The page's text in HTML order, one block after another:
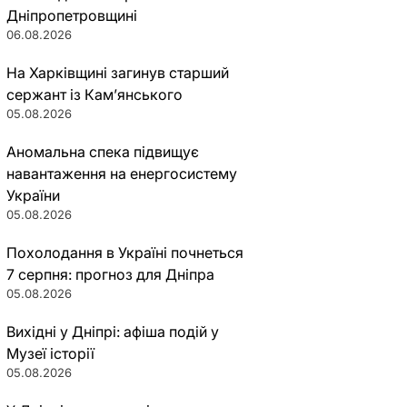
Дніпропетровщині
06.08.2026
На Харківщині загинув старший
сержант із Кам’янського
05.08.2026
Аномальна спека підвищує
навантаження на енергосистему
України
05.08.2026
Похолодання в Україні почнеться
7 серпня: прогноз для Дніпра
05.08.2026
Вихідні у Дніпрі: афіша подій у
Музеї історії
05.08.2026